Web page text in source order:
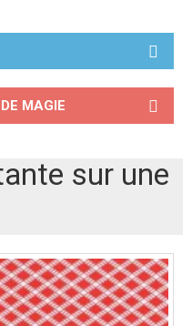
MAGIE
sur une